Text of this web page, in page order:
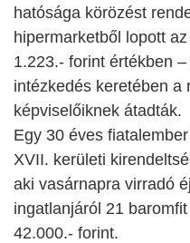
hatósága körözést
hipermarketből lopott
1.223.- forint értékben
intézkedés keretében a
képviselőiknek átadták.
Egy 30 éves
XVII. kerületi
aki vasárnapra virradó
ingatlanjáról 21
42.000.- forint.